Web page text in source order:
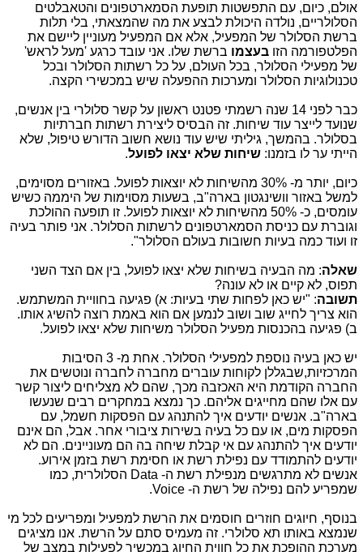
אולם, כיום, עם התפשטות תופעת הסמארטפונים והטאבלטים
הסלולריים, נולדה היכולת לבצע את מה שהמצאתי, בלי תלות
ברשת הסלולר של המפעיל, אלא אם המפעיל מעוניין ליישם את
הפלטפורמה הזו בעצמו ברשת שלו. אני עובד כרגע 'מעל לראש'
של מפעילי הסלולר, בכל העולם, על כל רשתות הסלולר ובכל
טכנולוגיות הסלולר ומערכות ההפעלה שיש במכשירי הקצה.
כבר לפני 14 שנה רשמתי פטנט ראשון על קשר סלולרי בין אנשים,
שנועד לייצר עוד שיחות. זה הבסיס ליצירת רשתות חברתיות
בסלולר. בהמשך, גיליתי שיש עוד נושא חשוב הדורש טיפול, שלא
הייתי ער לו בזמנו: שיחות שלא יצאו לפועל.
כיום, יותר מ- 30% מהשיחות לא יוצאות לפועל. באזורים מסוימים,
למשל באזור וושינגטון בארה"ב, בשעות מסוימות של היממה כשיש
עומסים, כ- 50% מהשיחות לא יוצאות לפועל. זו תופעה ההולכת
וגוברת עם כניסת הסמארטפונים לרשתות הסלולר. אני פותר בעיה
זו ועוד כמה בעיות חשובות בעולם הסלולר".
שאלה: מה הבעיה בשיחות שלא יצאו לפועל, בין אם הצד השני
תפוס, לא קיים או לא עונה?
תשובה: "יש כאן לפחות שתי בעיות: א) פגיעה בחוויית המשתמש.
הוא צריך לחייג שוב ושוב לנמען אם הוא באמת רוצה להשיג אותו.
ב) פגיעה בהכנסות מפעיל הסלולר משיחות שלא יצאו לפועל.
יש כאן בעיה נוספת למפעילי הסלולר. אחת מ- 3 הסיבות
המרכזיות,שבגללן לקוחות עוברים מחברה לחברה ונוטשים את
החברה הקודמת היא האכזבה מכך, שהם לא מצליחים ליצור קשר
עם אלו שהם מחייגים אליהם. כך נמצא במחקרים רבים שנעשו
בארה"ב. אנשים יודעים איך להתנהג עם הפסקות חשמל, עם
הפסקות מים, או עם כל בעיה בשירות ציבורי אחר. אבל, הם אינם
יודעים איך להתנהג עם אי קבלת שיחה בה הם מעוניינים. הם לא
יודעים להתמודד עם נפילת רשת או חסימת רשת בזמן אירוע.
אנשים לא מתרגשים מנפילת רשת ה- Dataהסלולרית, כמו
שמפריע להם נפילה של רשת ה- Voice
.
בנוסף, חיוגים חוזרים חוסמים את הרשת למפעיל ומפריעים לכל מי
שנמצא באותו תא סלולרי. זה מעמיס סתם על הרשת. אנו מציגים
מערכת ההופכת את כל חווית החיוג במכשיר לפעילות במצב של